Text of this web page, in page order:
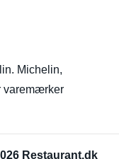
Michelin,
varemærker
Restaurant.dk